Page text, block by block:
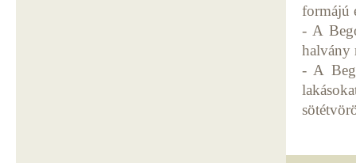
formájú
- A
halvány
- A